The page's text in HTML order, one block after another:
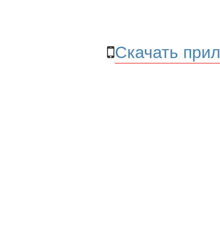
Скачать